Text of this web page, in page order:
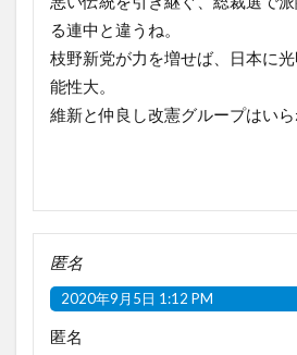
る連中と違うね。
枝野新党が力を増せば、日本に
能性大。
維新と仲良し改憲グループはいら
匿名
2020年9月5日 1:12 PM
匿名